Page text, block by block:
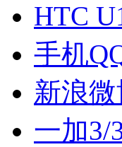
HTC
手机
新浪
一加3/